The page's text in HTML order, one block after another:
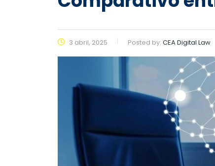
3 abril, 2025 Posted by: CEA Digital Law